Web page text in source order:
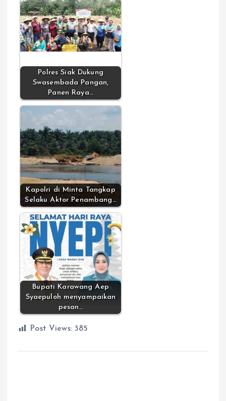
Polres Siak Dukung
Swasembada Pangan,
Panen Raya…
Kapolri di Minta Tangkap
Selaku Aktor Penambang…
Bupati Karawang Aep
Syaepuloh menyampaikan
pesan…
Post Views: 385